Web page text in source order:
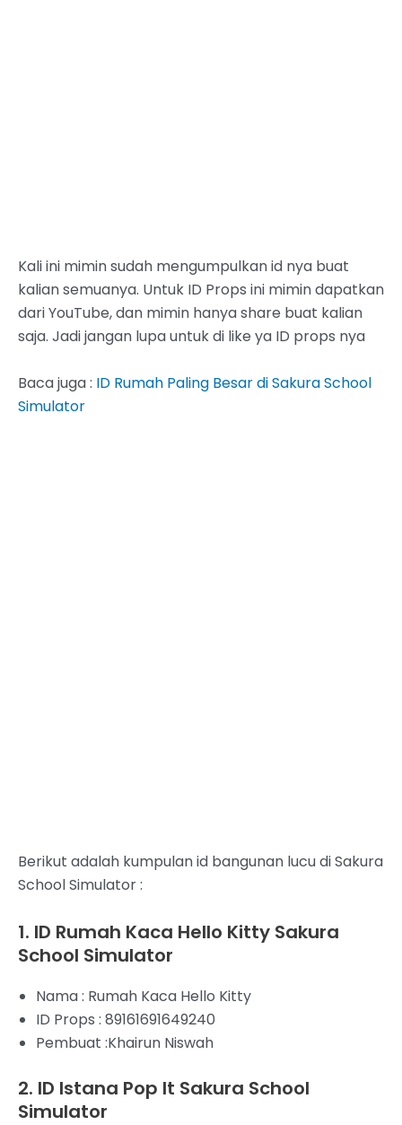
Kali ini mimin sudah mengumpulkan id nya buat
kalian semuanya. Untuk ID Props ini mimin dapatkan
dari YouTube, dan mimin hanya share buat kalian
saja. Jadi jangan lupa untuk di like ya ID props nya
Baca juga : ID Rumah Paling Besar di Sakura School
Simulator
Berikut adalah kumpulan id bangunan lucu di Sakura
School Simulator :
1. ID Rumah Kaca Hello Kitty Sakura
School Simulator
Nama : Rumah Kaca Hello Kitty
ID Props : 89161691649240
Pembuat :Khairun Niswah
2. ID Istana Pop It Sakura School
Simulator